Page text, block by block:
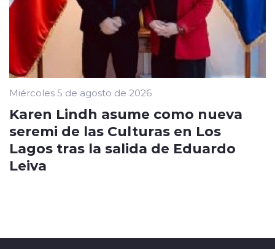
Miércoles 5 de agosto de 2026
Karen Lindh asume como nueva
seremi de las Culturas en Los
Lagos tras la salida de Eduardo
Leiva